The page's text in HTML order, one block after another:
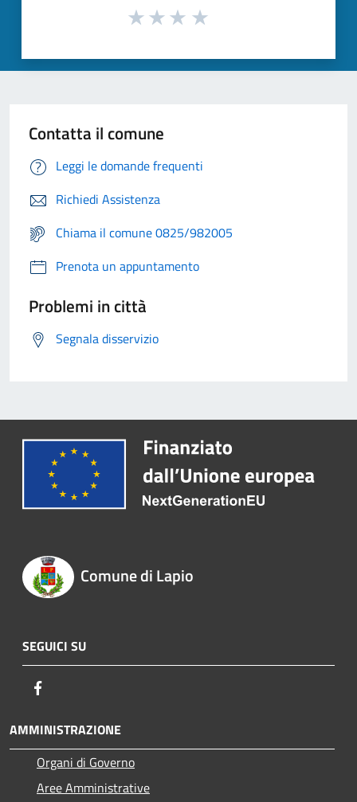
Contatta il comune
Leggi le domande frequenti
Richiedi Assistenza
Chiama il comune 0825/982005
Prenota un appuntamento
Problemi in città
Segnala disservizio
Comune di Lapio
SEGUICI SU
AMMINISTRAZIONE
Organi di Governo
Aree Amministrative